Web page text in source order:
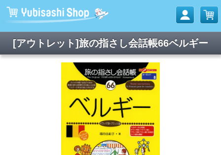
[アウトレット]旅の指さし会話帳66ベルギー